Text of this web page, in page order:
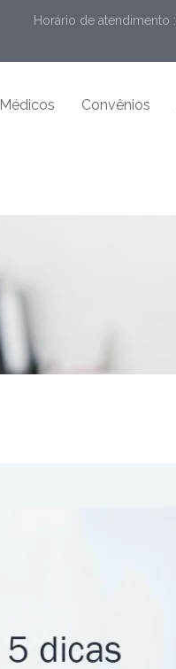
Horário de atendimento :
Médicos Convênios